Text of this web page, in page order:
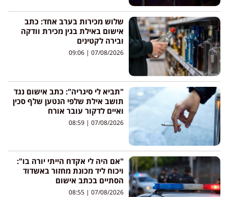
שלוש מכירות בערב אחד: כתב
אישום באילת בגין מכירת וודקה
ובירה לקטינים
07/08/2026
"תביא לי סיגריה": כתב אישום נגד
תושב אילת שלפי הנטען שלף סכין
ואיים לדקור עובר אורח
07/08/2026
"אם היה לי אקדח הייתי יורה בו":
ויכוח ליד מכונת מחזור באשדוד
הסתיים בכתב אישום
07/08/2026